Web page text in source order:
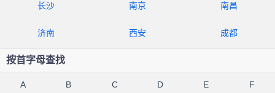
长沙 南京 南昌
济南 西安 成都
按首字母查找
A B C D E F